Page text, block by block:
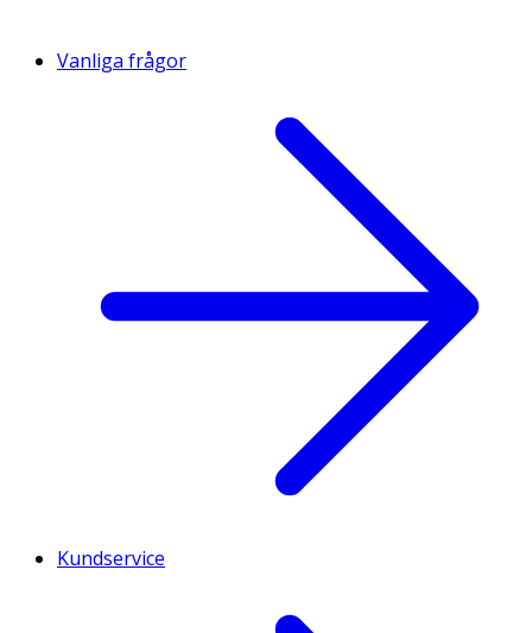
Vanliga frågor
Kundservice